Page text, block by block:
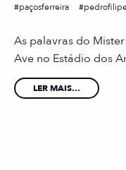
paçosferreira
As palavras do
Ave no Estádio dos
LER MAIS...